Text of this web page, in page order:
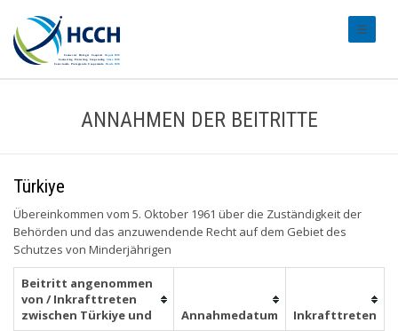
ANNAHMEN DER BEITRITTE
Türkiye
Übereinkommen vom 5. Oktober 1961 über die Zuständigkeit der
Behörden und das anzuwendende Recht auf dem Gebiet des
Schutzes von Minderjährigen
Beitritt angenommen
von / Inkrafttreten
zwischen Türkiye und
Annahmedatum
Inkrafttreten